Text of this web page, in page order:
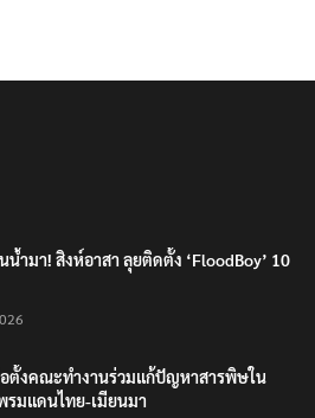
น้ำมา! สิงห์อาสา ลุยติดตั้ง ‘FloodBoy’ 10
ตั้งคณะทำงานร่วมแก้ปัญหาสารพิษใน
รมแดนไทย-เมียนมา